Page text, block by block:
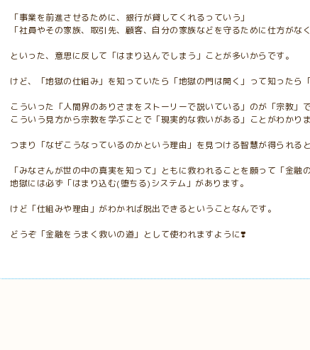
「事業を前進させるために、銀行が貸してくれるっていう」
「社員やその家族、取引先、顧客、自分の家族などを守るために仕方がな
といった、意思に反して「はまり込んでしまう」ことが多いからです。
けど、「地獄の仕組み」を知っていたら「地獄の門は開く」って知ったら
こういった「人間界のありさまをストーリーで説いている」のが「宗教」で
こういう見方から宗教を学ぶことで「現実的な救いがある」ことがわかりま
つまり「なぜこうなっているのかという理由」を見つける智慧が得られる
「みなさんが世の中の真実を知って」ともに救われることを願って「金融
地獄には必ず「はまり込む(堕ちる)システム」があります。
けど「仕組みや理由」がわかれば脱出できるということなんです。
どうぞ「金融をうまく救いの道」として使われますように❣️